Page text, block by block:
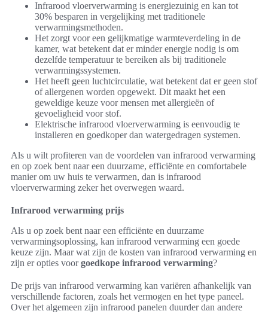
Infrarood vloerverwarming is energiezuinig en kan tot
30% besparen in vergelijking met traditionele
verwarmingsmethoden.
Het zorgt voor een gelijkmatige warmteverdeling in de
kamer, wat betekent dat er minder energie nodig is om
dezelfde temperatuur te bereiken als bij traditionele
verwarmingssystemen.
Het heeft geen luchtcirculatie, wat betekent dat er geen stof
of allergenen worden opgewekt. Dit maakt het een
geweldige keuze voor mensen met allergieën of
gevoeligheid voor stof.
Elektrische infrarood vloerverwarming is eenvoudig te
installeren en goedkoper dan watergedragen systemen.
Als u wilt profiteren van de voordelen van infrarood verwarming
en op zoek bent naar een duurzame, efficiënte en comfortabele
manier om uw huis te verwarmen, dan is infrarood
vloerverwarming zeker het overwegen waard.
Infrarood verwarming prijs
Als u op zoek bent naar een efficiënte en duurzame
verwarmingsoplossing, kan infrarood verwarming een goede
keuze zijn. Maar wat zijn de kosten van infrarood verwarming en
zijn er opties voorgoedkope infrarood verwarming?
De prijs van infrarood verwarming kan variëren afhankelijk van
verschillende factoren, zoals het vermogen en het type paneel.
Over het algemeen zijn infrarood panelen duurder dan andere